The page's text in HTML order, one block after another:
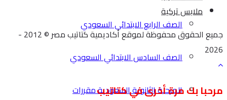
الصف الرابع الابتدائي السعودي
الصف السادس الابتدائي السعودي
المرحلة الثانوية السعودية مقررات
ملابس تركية
جميع الحقوق محفوظة لموقع أكاديمية كتاتيب مصر © 2012 -
2026
مرحبا بك مرة أخرى في كتاتيب